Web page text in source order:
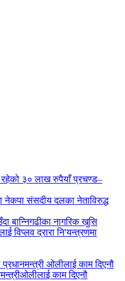
३० लाख रुपैयाँ प्रचण्ड–
नेकपा संसदीय दलका नेताविरुद्ध
बान्निगढीका नागरिक खुसि
विप्लव द्रारा नि'यन्त्रणमा
ओलीलाई काम दिएनौ
काम दिएनौ